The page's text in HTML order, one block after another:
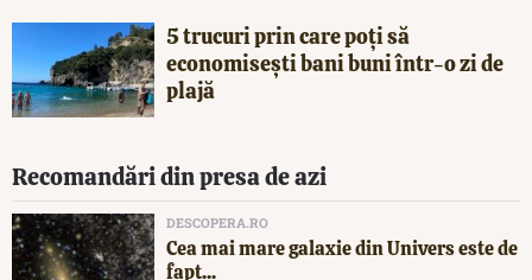
5 trucuri prin care poți să
economisești bani buni într-o zi de
plajă
Recomandări din presa de azi
DESCOPERA.RO
Cea mai mare galaxie din Univers este de
fapt...